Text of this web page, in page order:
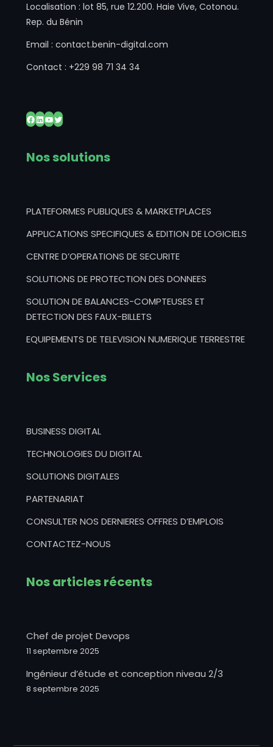
Localisation : lot 85, rue 12.200. Haie Vive, Cotonou.
Rep. du Bénin
Email : contact.benin-digital.com
Contact : +229 98 71 34 34
Facebook
LinkedIn
YouTube
Twitter
Nos solutions
PLATEFORMES PUBLIQUES & MARKETPLACES
APPLICATIONS SPECIFIQUES & EDITION DE LOGICIELS
CENTRE D’OPERATIONS DE SECURITE
SOLUTIONS DE PROTECTION DES DONNEES
SOLUTION DE BALANCES-COMPTEUSES ET
DETECTION DES FAUX-BILLETS
EQUIPEMENTS DE TELEVISION NUMERIQUE TERRESTRE
Nos Services
BUSINESS DIGITAL
TECHNOLOGIES DU DIGITAL
SOLUTIONS DIGITALES
PARTENARIAT
CONSULTER NOS DERNIERES OFFRES D’EMPLOIS
CONTACTEZ-NOUS
Nos articles récents
Chef de projet Devops
11 septembre 2025
Ingénieur d’étude et conception niveau 2/3
8 septembre 2025